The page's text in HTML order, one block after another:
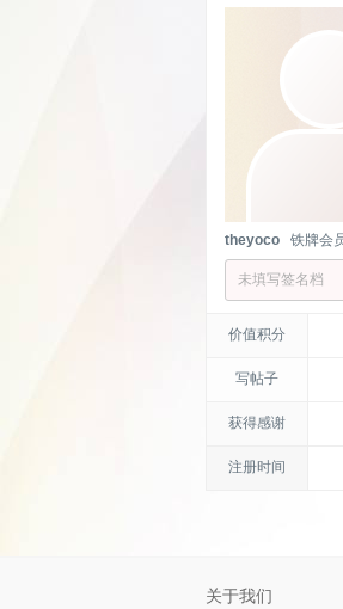
theyoco 铁牌会
未填写签名档
价值积分
写帖子
获得感谢
注册时间
关于我们